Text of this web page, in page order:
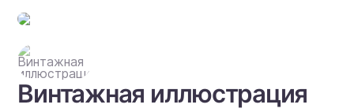
Винтажная иллюстрация